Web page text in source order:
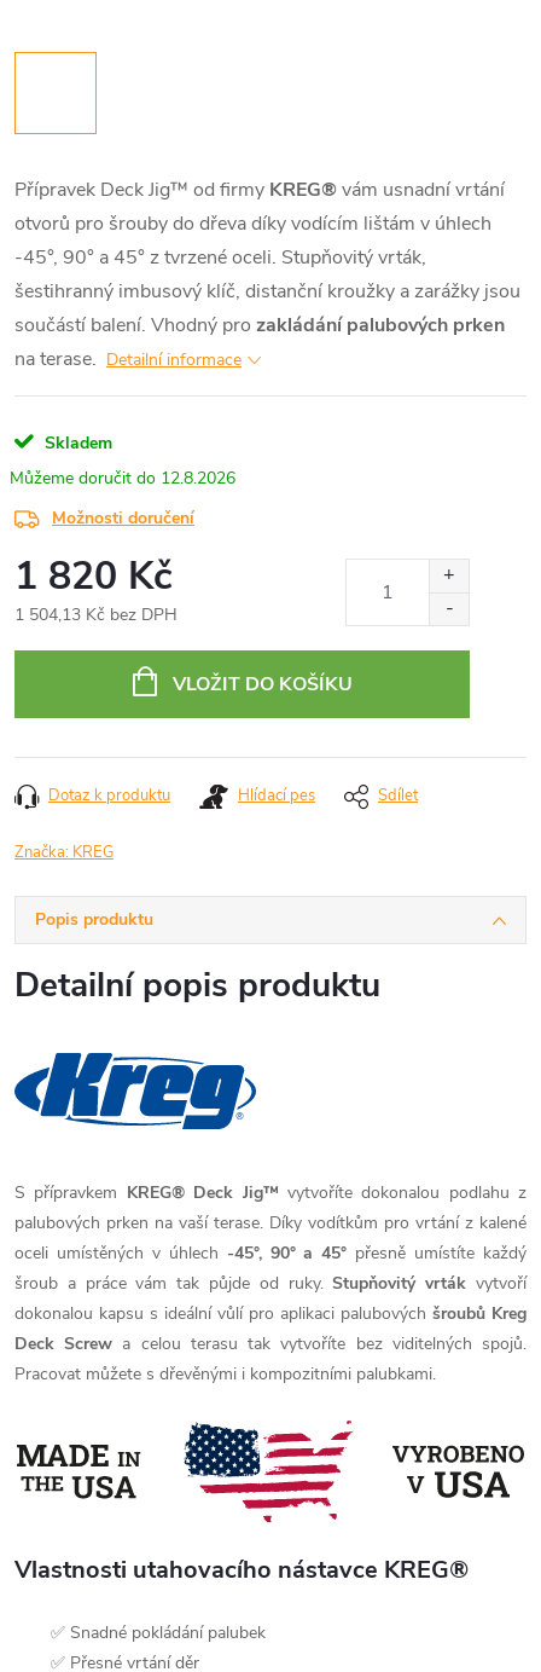
Přípravek Deck Jig™ od firmy KREG®vám usnadní vrtání
otvorů pro šrouby do dřeva díky vodícím lištám v úhlech
-45°, 90° a 45° z tvrzené oceli. Stupňovitý vrták,
šestihranný imbusový klíč, distanční kroužky a zarážky jsou
součástí balení. Vhodný pro zakládání palubových prken
na terase. Detailní informace
Skladem
12.8.2026
Možnosti doručení
1 820 Kč
1 504,13 Kč bez DPH
VLOŽIT DO KOŠÍKU
Dotaz k produktu Hlídací pes Sdílet
Značka: KREG
Popis produktu
Detailní popis produktu
S přípravkem KREG® Deck Jig™ vytvoříte dokonalou podlahu z
palubových prken na vaší terase. Díky vodítkům pro vrtání z kalené
oceli umístěných v úhlech -45°, 90° a 45° přesně umístíte každý
šroub a práce vám tak půjde od ruky.Stupňovitý vrták vytvoří
dokonalou kapsu s ideální vůlí pro aplikaci palubových šroubů Kreg
Deck Screw a celou terasu tak vytvoříte bez viditelných spojů.
Pracovat můžete s dřevěnými i kompozitními palubkami.
Vlastnosti utahovacího nástavce KREG®
✅ Snadné pokládání palubek
✅ Přesné vrtání děr